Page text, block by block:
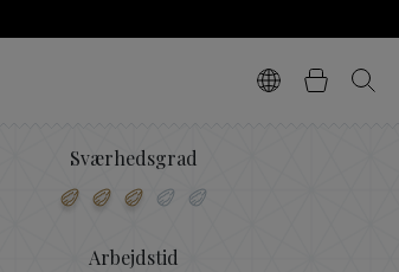
Vælg sprog
Kurv Søg
Sværhedsgrad
Arbejdstid